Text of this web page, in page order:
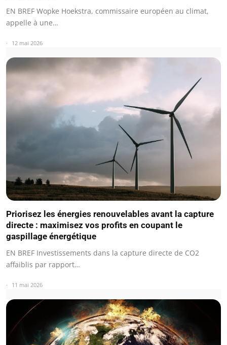
EN BREF Wopke Hoekstra, commissaire européen au climat,
appelle à une…
12 mai 2026
Priorisez les énergies renouvelables avant la capture
directe : maximisez vos profits en coupant le
gaspillage énergétique
EN BREF Investissements dans la capture directe de CO2
affaiblis par rapport…
11 mai 2026